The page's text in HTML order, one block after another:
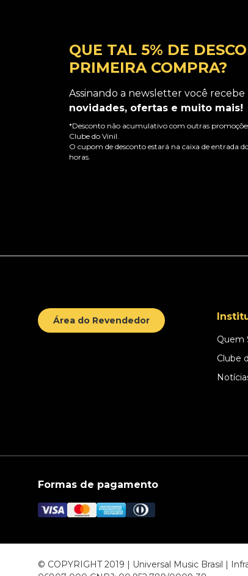
QUE TAL 5% DE
PRIMEIRA COMPRA?
Assinando a newsletter você recebe
novidades, ofertas e muito mais!
*Desconto não acumulativo com outras
Clube do Vinil.
O cupom de desconto estará na caixa de entrada
horas.
Área do Revendedor
Quem
Clube
Formas de pagamento
© COPYRIGHT 2019 | Universal Music Brasil |